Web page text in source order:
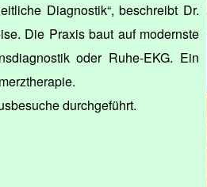
Diagnostik“, beschreibt Dr.
Die Praxis baut auf modernste
oder Ruhe-EKG. Ein
durchgeführt.